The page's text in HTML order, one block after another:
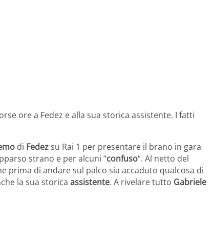
ore a Fedez e alla sua storica assistente. I fatti
di Fedezsu Rai 1 per presentare il brano in gara
strano e per alcuni “confuso“. Al netto del
di andare sul palco sia accaduto qualcosa di
la sua storica assistente. A rivelare tutto Gabriele